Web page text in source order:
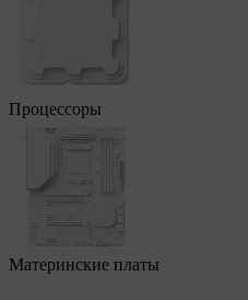
Процессоры
Материнские платы